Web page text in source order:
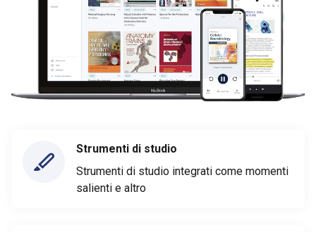
Strumenti di studio
Strumenti di studio integrati come momenti
salienti e altro